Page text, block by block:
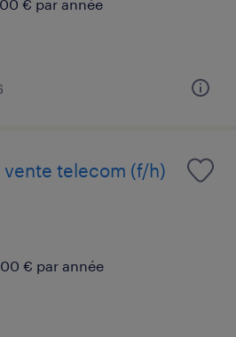
€ par année
telecom (f/h)
€ par année